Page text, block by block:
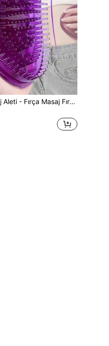
1 Adet Masaj Aleti - Fırça Masaj Fırçası Sihirli Akrep Fırçası Oğlak Beş Vücut Güzellik Evrensel Zayıflama Baş Terapisi Fırçası Uçucu Yağ Fırçası Bel Karın